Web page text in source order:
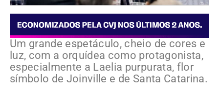
Um grande espetáculo, cheio de cores e
luz, com a orquídea como protagonista,
especialmente a Laelia purpurata, flor
símbolo de Joinville e de Santa Catarina.